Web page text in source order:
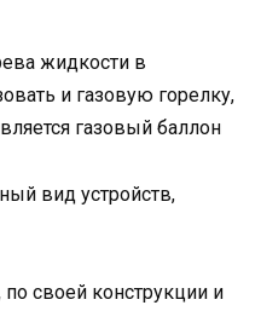
жидкости в
и газовую горелку,
газовый баллон
вид устройств,
своей конструкции и